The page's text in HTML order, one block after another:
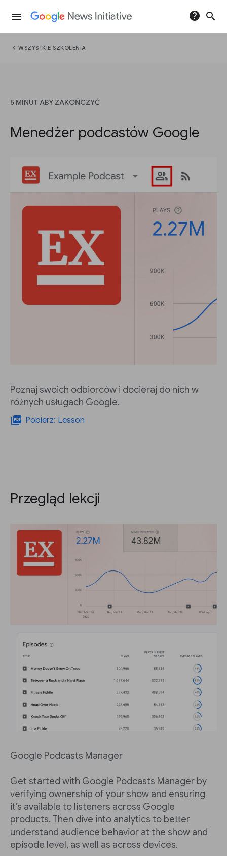
menu help search
chevron_left WSZYSTKIE SZKOLENIA
5 MINUT ABY ZAKOŃCZYĆ
Menedżer podcastów Google
Poznaj swoich odbiorców i docieraj do nich w
różnych usługach Google.
picture_as_pdf Pobierz: Lesson
Przegląd lekcji
Google Podcasts Manager
Get started with Google Podcasts Manager by
verifying ownership of your show and ensuring
it’s available to listeners across Google
products. Then dive into analytics to better
understand audience behavior at the show and
episode level, as well as across devices.